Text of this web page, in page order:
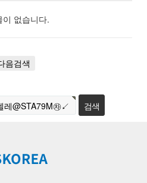
이 없습니다.
음검색